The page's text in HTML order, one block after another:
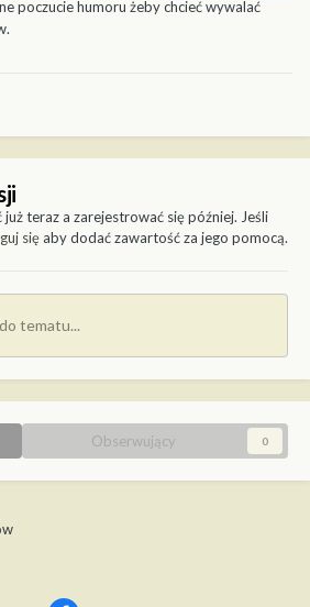
poczucie humoru żeby chcieć wywalać
teraz a zarejestrować się później. Jeśli
sięaby dodać zawartość za jego pomocą.
tematu...
Obserwujący 0